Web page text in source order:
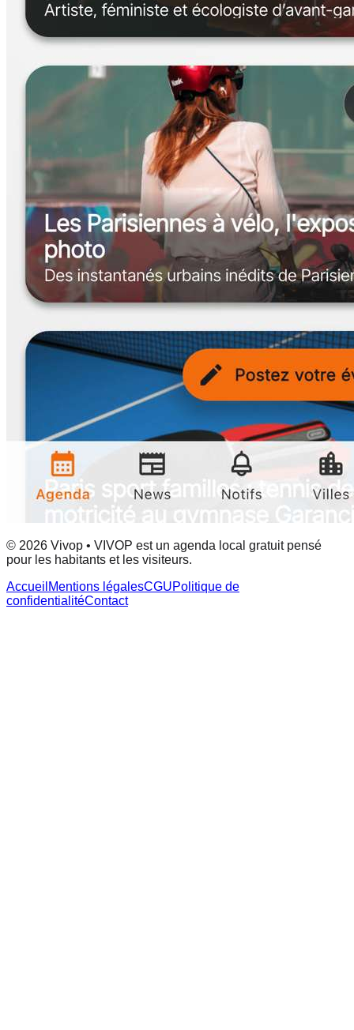
© 2026 Vivop • VIVOP est un agenda local gratuit pensé
pour les habitants et les visiteurs.
Accueil Mentions légalesCGUPolitique de
confidentialitéContact